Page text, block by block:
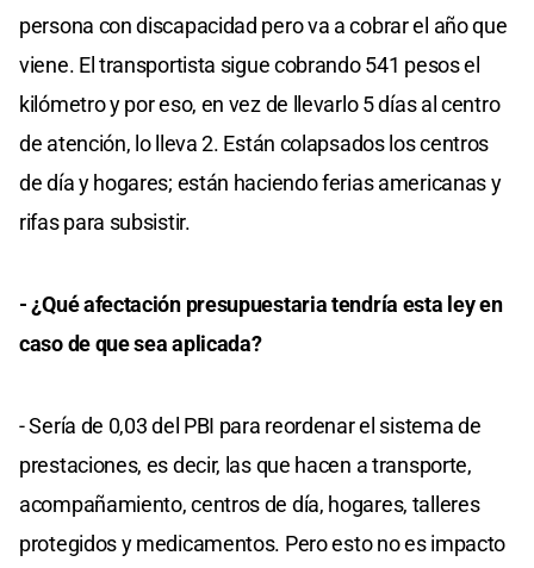
persona con discapacidad pero va a cobrar el año que
viene. El transportista sigue cobrando 541 pesos el
kilómetro y por eso, en vez de llevarlo 5 días al centro
de atención, lo lleva 2. Están colapsados los centros
de día y hogares; están haciendo ferias americanas y
rifas para subsistir.
- ¿Qué afectación presupuestaria tendría esta ley en
caso de que sea aplicada?
- Sería de 0,03 del PBI para reordenar el sistema de
prestaciones, es decir, las que hacen a transporte,
acompañamiento, centros de día, hogares, talleres
protegidos y medicamentos. Pero esto no es impacto